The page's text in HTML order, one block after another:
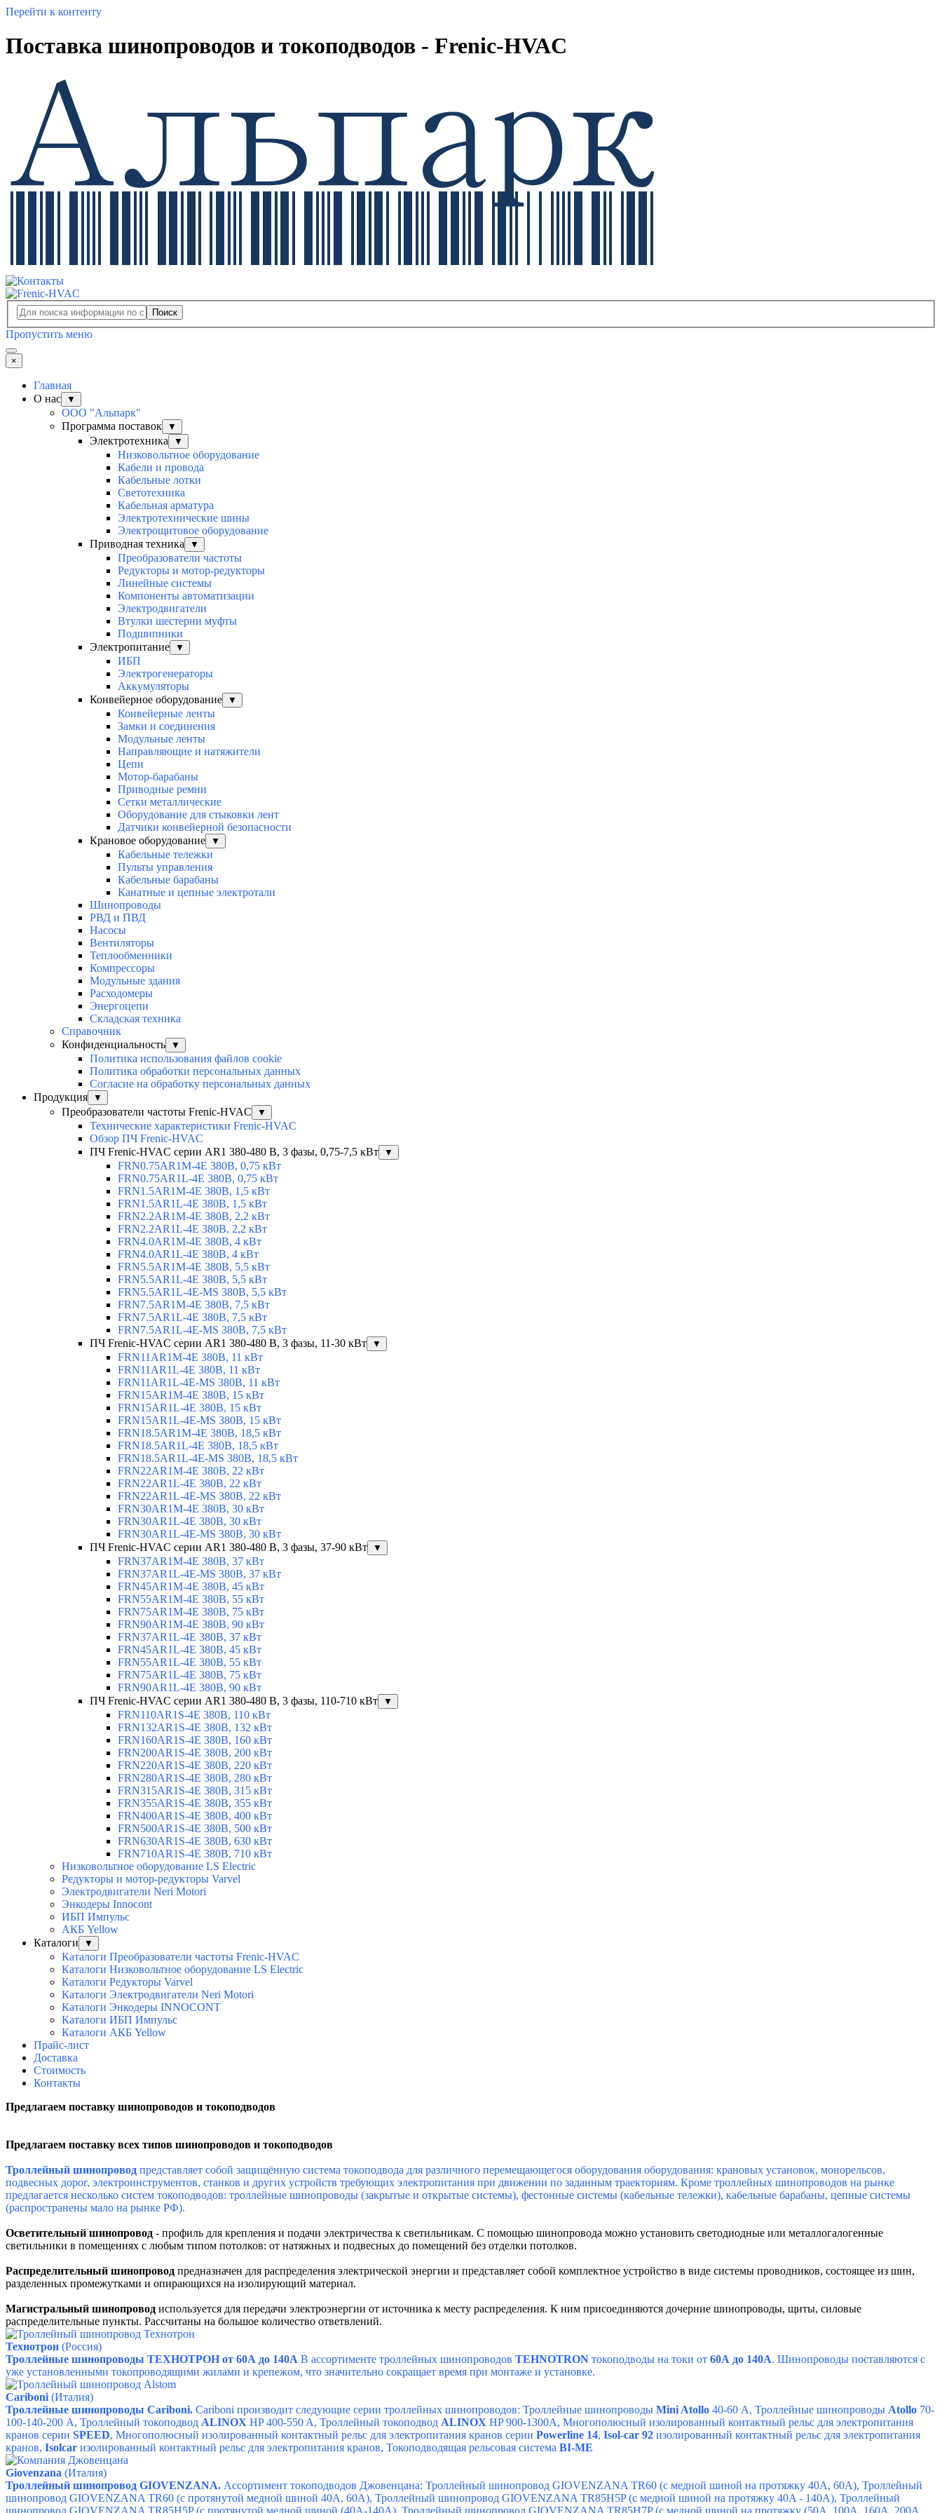
Перейти к контенту
Поставка шинопроводов и токоподводов - Frenic-HVAC
Поиск
Пропустить меню
×
Главная
О нас
▼
ООО "Альпарк"
Программа поставок
▼
Электротехника ▼
Низковольтное оборудование
Кабели и провода
Кабельные лотки
Светотехника
Кабельная арматура
Электротехнические шины
Электрощитовое оборудование
Приводная техника
▼
Преобразователи частоты
Редукторы и мотор-редукторы
Линейные системы
Компоненты автоматизации
Электродвигатели
Втулки шестерни муфты
Подшипники
Электропитание
▼
ИБП
Электрогенераторы
Аккумуляторы
Конвейерное оборудование
▼
Конвейерные ленты
Замки и соединения
Модульные ленты
Направляющие и натяжители
Цепи
Мотор-барабаны
Приводные ремни
Сетки металлические
Оборудование для стыковки лент
Датчики конвейерной безопасности
Крановое оборудование
▼
Кабельные тележки
Пульты управления
Кабельные барабаны
Канатные и цепные электротали
Шинопроводы
РВД и ПВД
Насосы
Вентиляторы
Теплообменники
Компрессоры
Модульные здания
Расходомеры
Энергоцепи
Складская техника
Справочник
Конфиденциальность
▼
Политика использования файлов cookie
Политика обработки персональных данных
Согласие на обработку персональных данных
Продукция
▼
Преобразователи частоты Frenic-HVAC ▼
Технические характеристики Frenic-HVAC
Обзор ПЧ Frenic-HVAC
ПЧ Frenic-HVAC серии AR1 380-480 В, 3 фазы, 0,75-7,5 кВт
▼
FRN0.75AR1M-4E 380В, 0,75 кВт
FRN0.75AR1L-4E 380В, 0,75 кВт
FRN1.5AR1M-4E 380В, 1,5 кВт
FRN1.5AR1L-4E 380В, 1,5 кВт
FRN2.2AR1M-4E 380В, 2,2 кВт
FRN2.2AR1L-4E 380В, 2,2 кВт
FRN4.0AR1M-4E 380В, 4 кВт
FRN4.0AR1L-4E 380В, 4 кВт
FRN5.5AR1M-4E 380В, 5,5 кВт
FRN5.5AR1L-4E 380В, 5,5 кВт
FRN5.5AR1L-4E-MS 380В, 5,5 кВт
FRN7.5AR1M-4E 380В, 7,5 кВт
FRN7.5AR1L-4E 380В, 7,5 кВт
FRN7.5AR1L-4E-MS 380В, 7,5 кВт
ПЧ Frenic-HVAC серии AR1 380-480 В, 3 фазы, 11-30 кВт
▼
FRN11AR1M-4E 380В, 11 кВт
FRN11AR1L-4E 380В, 11 кВт
FRN11AR1L-4E-MS 380В, 11 кВт
FRN15AR1M-4E 380В, 15 кВт
FRN15AR1L-4E 380В, 15 кВт
FRN15AR1L-4E-MS 380В, 15 кВт
FRN18.5AR1M-4E 380В, 18,5 кВт
FRN18.5AR1L-4E 380В, 18,5 кВт
FRN18.5AR1L-4E-MS 380В, 18,5 кВт
FRN22AR1M-4E 380В, 22 кВт
FRN22AR1L-4E 380В, 22 кВт
FRN22AR1L-4E-MS 380В, 22 кВт
FRN30AR1M-4E 380В, 30 кВт
FRN30AR1L-4E 380В, 30 кВт
FRN30AR1L-4E-MS 380В, 30 кВт
ПЧ Frenic-HVAC серии AR1 380-480 В, 3 фазы, 37-90 кВт
▼
FRN37AR1M-4E 380В, 37 кВт
FRN37AR1L-4E-MS 380В, 37 кВт
FRN45AR1M-4E 380В, 45 кВт
FRN55AR1M-4E 380В, 55 кВт
FRN75AR1M-4E 380В, 75 кВт
FRN90AR1M-4E 380В, 90 кВт
FRN37AR1L-4E 380В, 37 кВт
FRN45AR1L-4E 380В, 45 кВт
FRN55AR1L-4E 380В, 55 кВт
FRN75AR1L-4E 380В, 75 кВт
FRN90AR1L-4E 380В, 90 кВт
ПЧ Frenic-HVAC серии AR1 380-480 В, 3 фазы, 110-710 кВт
▼
FRN110AR1S-4E 380В, 110 кВт
FRN132AR1S-4E 380В, 132 кВт
FRN160AR1S-4E 380В, 160 кВт
FRN200AR1S-4E 380В, 200 кВт
FRN220AR1S-4E 380В, 220 кВт
FRN280AR1S-4E 380В, 280 кВт
FRN315AR1S-4E 380В, 315 кВт
FRN355AR1S-4E 380В, 355 кВт
FRN400AR1S-4E 380В, 400 кВт
FRN500AR1S-4E 380В, 500 кВт
FRN630AR1S-4E 380В, 630 кВт
FRN710AR1S-4E 380В, 710 кВт
Низковольтное оборудование LS Electric
Редукторы и мотор-редукторы Varvel
Электродвигатели Neri Motori
Энкодеры Innocont
ИБП Импульс
АКБ Yellow
Каталоги
▼
Каталоги Преобразователи частоты Frenic-HVAC
Каталоги Низковольтное оборудование LS Electric
Каталоги Редукторы Varvel
Каталоги Электродвигатели Neri Motori
Каталоги Энкодеры INNOCONT
Каталоги ИБП Импульс
Каталоги АКБ Yellow
Прайс-лист
Доставка
Стоимость
Контакты
Предлагаем поставку шинопроводов и токоподводов
Предлагаем поставку всех типов шинопроводов и токоподводов
Троллейный шинопровод представляет собой защищённую система токоподвода для различного перемещающегося оборудования оборудования: крановых установок, монорельсов,
подвесных дорог, электроинструментов, станков и других устройств требующих электропитания при движении по заданным траекториям. Кроме троллейных шинопроводов на рынке
предлагается несколько систем токоподводов: троллейные шинопроводы (закрытые и открытые системы), фестонные системы (кабельные тележки), кабельные барабаны, цепные системы
(распространены мало на рынке РФ).
Осветительный шинопровод - профиль для крепления и подачи электричества к светильникам. С помощью шинопровода можно установить светодиодные или металлогалогенные
светильники в помещениях с любым типом потолков: от натяжных и подвесных до помещений без отделки потолков.
Распределительный шинопровод предназначен для распределения электрической энергии и представляет собой комплектное устройство в виде системы проводников, состоящее из шин,
разделенных промежутками и опирающихся на изолирующий материал.
Магистральный шинопровод используется для передачи электроэнергии от источника к месту распределения. К ним присоединяются дочерние шинопроводы, щиты, силовые
распределительные пункты. Рассчитаны на большое количество ответвлений.
Технотрон (Россия)
Троллейные шинопроводы ТЕХНОТРОН от 60А до 140А В ассортименте троллейных шинопроводов TEHNOTRON токоподводы на токи от 60А до 140А. Шинопроводы поставляются с
уже установленными токопроводящими жилами и крепежом, что значительно сокращает время при монтаже и установке.
Cariboni(Италия)
Троллейные шинопроводы Cariboni. Cariboni производит следующие серии троллейных шинопроводов: Троллейные шинопроводы Mini Atollo 40-60 А, Троллейные шинопроводы Atollo 70-
100-140-200 А, Троллейный токоподвод ALINOX HP 400-550 A, Троллейный токоподвод ALINOX HP 900-1300A, Многополюсный изолированный контактный рельс для электропитания
кранов серии SPEED, Многополюсный изолированный контактный рельс для электропитания кранов серии Powerline 14, Isol-car 92 изолированный контактный рельс для электропитания
кранов, Isolcar изолированный контактный рельс для электропитания кранов, Токоподводящая рельсовая система BI-ME
Giovenzana (Италия)
Троллейный шинопровод GIOVENZANA. Ассортимент токоподводов Джовенцана: Троллейный шинопровод GIOVENZANA TR60 (с медной шиной на протяжку 40A, 60A), Троллейный
шинопровод GIOVENZANA TR60 (с протянутой медной шиной 40A, 60A), Троллейный шинопровод GIOVENZANA TR85H5P (с медной шиной на протяжку 40A - 140A), Троллейный